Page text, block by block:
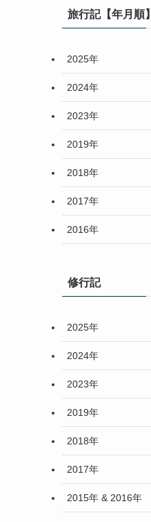
旅行記【年月順】
2025年
2024年
2023年
2019年
2018年
2017年
2016年
修行記
2025年
2024年
2023年
2019年
2018年
2017年
2015年 & 2016年